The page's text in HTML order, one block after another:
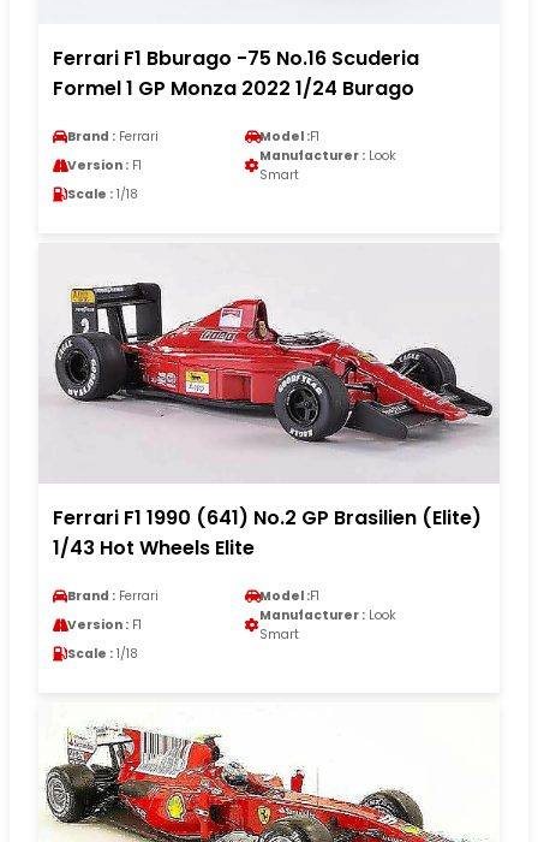
Ferrari F1 Bburago -75 No.16 Scuderia
Formel 1 GP Monza 2022 1/24 Burago
Brand : Ferrari Model :F1
Version : F1
Manufacturer : Look
Smart
Scale : 1/18
Ferrari F1 1990 (641) No.2 GP Brasilien (Elite)
1/43 Hot Wheels Elite
Brand : Ferrari Model :F1
Version : F1
Manufacturer : Look
Smart
Scale : 1/18